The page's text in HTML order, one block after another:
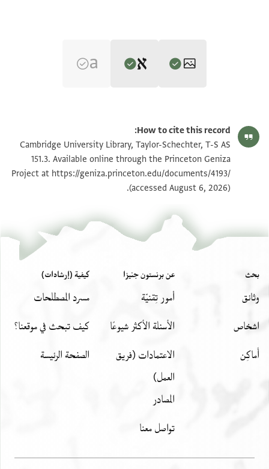
S. D. Goitein's unpublished edition (1950–85).
בשמך רח אלחתן
אלכלה זין בנת יצחק אלמקד[ם
כאתמין פצה וזוג חלק דהב ומעגר[
וטרחה מקצבה ותוב דביקי מע[
זוג צנאדיק חאכמיה ומרתבה ט[
וארבע מכאד מעלמה שוון ג דינ[
וכרדאדי וטסת ואבריק וסטל[
וחקה לטיפה בדינרין מקד[
T-S AS 151.3 1v
بيان أذونات الصورة
How to cite this record:
Cambridge University Library, Taylor-Schechter, T-S AS
151.3. Available online through the Princeton Geniza
Project athttps://geniza.princeton.edu/documents/4193/
(accessed August 6, 2026).
بحث
وثائق
اشخاص
أَماكِن
عن برنستون جنيزا
أمور تِقنيّة
الأسئلة الأكثر شيوعًا
الاعتمادات (فريق
العمل)
المصادر
تواصل معنا
كيفية (إرشادات)
مسرد المصطلحات
كيف تبحث في موقعنا؟
الصفحة الرئيسة